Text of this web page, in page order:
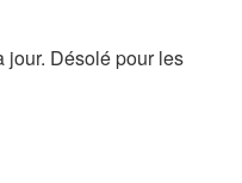
jour. Désolé pour les